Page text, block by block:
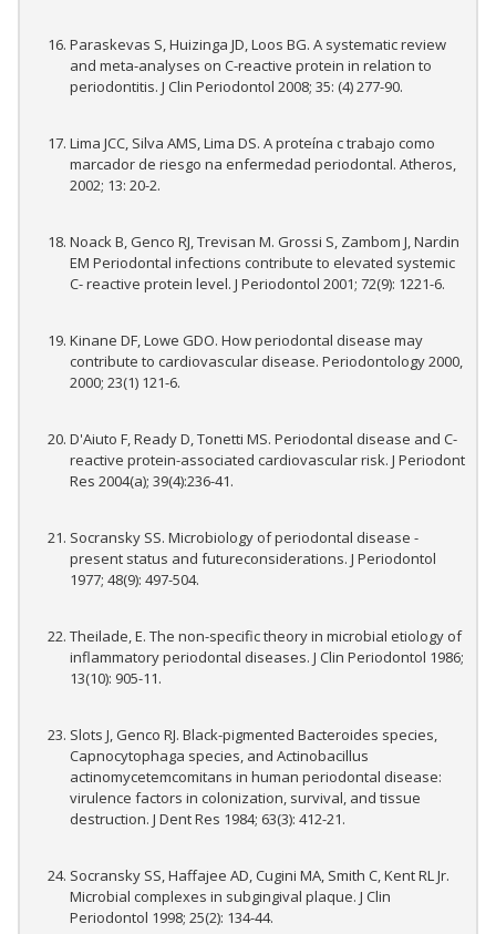
Paraskevas S, Huizinga JD, Loos BG. A systematic review
and meta-analyses on C-reactive protein in relation to
periodontitis. J Clin Periodontol 2008; 35: (4) 277-90.
Lima JCC, Silva AMS, Lima DS. A proteína c trabajo como
marcador de riesgo na enfermedad periodontal. Atheros,
2002; 13: 20-2.
Noack B, Genco RJ, Trevisan M. Grossi S, Zambom J, Nardin
EM Periodontal infections contribute to elevated systemic
C- reactive protein level. J Periodontol 2001; 72(9): 1221-6.
Kinane DF, Lowe GDO. How periodontal disease may
contribute to cardiovascular disease. Periodontology 2000,
2000; 23(1) 121-6.
D'Aiuto F, Ready D, Tonetti MS. Periodontal disease and C-
reactive protein-associated cardiovascular risk. J Periodont
Res 2004(a); 39(4):236-41.
Socransky SS. Microbiology of periodontal disease -
present status and futureconsiderations. J Periodontol
1977; 48(9): 497-504.
Theilade, E. The non-specific theory in microbial etiology of
inflammatory periodontal diseases. J Clin Periodontol 1986;
13(10): 905-11.
Slots J, Genco RJ. Black-pigmented Bacteroides species,
Capnocytophaga species, and Actinobacillus
actinomycetemcomitans in human periodontal disease:
virulence factors in colonization, survival, and tissue
destruction. J Dent Res 1984; 63(3): 412-21.
Socransky SS, Haffajee AD, Cugini MA, Smith C, Kent RL Jr.
Microbial complexes in subgingival plaque. J Clin
Periodontol 1998; 25(2): 134-44.